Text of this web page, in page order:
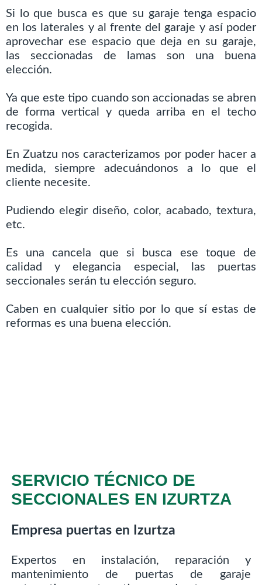
Si lo que busca es que su garaje tenga espacio
en los laterales y al frente del garaje y así poder
aprovechar ese espacio que deja en su garaje,
las seccionadas de lamas son una buena
elección.
Ya que este tipo cuando son accionadas se abren
de forma vertical y queda arriba en el techo
recogida.
En Zuatzu nos caracterizamos por poder hacer a
medida, siempre adecuándonos a lo que el
cliente necesite.
Pudiendo elegir diseño, color, acabado, textura,
etc.
Es una cancela que si busca ese toque de
calidad y elegancia especial, las puertas
seccionales serán tu elección seguro.
Caben en cualquier sitio por lo que sí estas de
reformas es una buena elección.
SERVICIO TÉCNICO DE
SECCIONALES EN IZURTZA
Empresa puertas en Izurtza
Expertos en instalación, reparación y
mantenimiento de puertas de garaje